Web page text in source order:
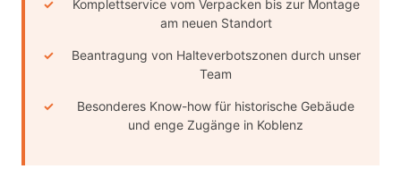
Komplettservice vom Verpacken bis zur Montage
am neuen Standort
Beantragung von Halteverbotszonen durch unser
Team
Besonderes Know-how für historische Gebäude
und enge Zugänge in Koblenz